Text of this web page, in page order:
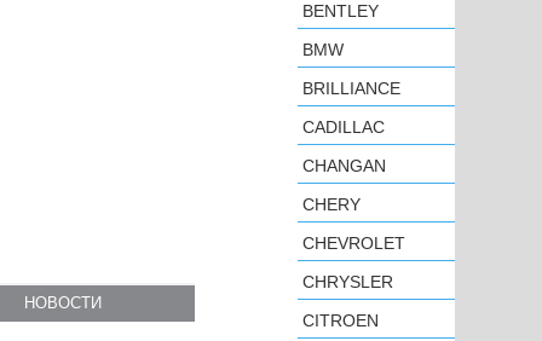
НОВОСТИ
BENTLEY
BMW
BRILLIANCE
CADILLAC
CHANGAN
CHERY
CHEVROLET
CHRYSLER
CITROEN